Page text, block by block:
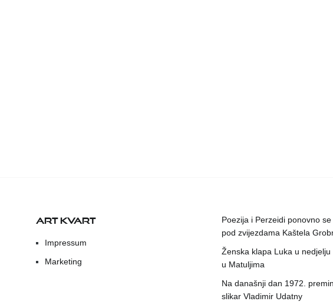
ART KVART
Impressum
Marketing
Poezija i Perzeidi ponovno
pod zvijezdama Kaštela
Ženska klapa Luka u nedjelju
u Matuljima
Na današnji dan 1972.
slikar Vladimir Udatny